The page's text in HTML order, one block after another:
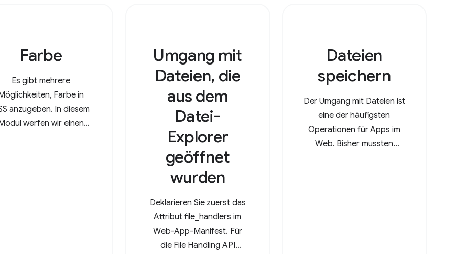
Farbe
Es gibt mehrere
Farbe in
anzugeben. In diesem
werfen wir einen
Umgang mit
Dateien, die
aus dem
Datei-
Explorer
geöffnet
wurden
Deklarieren Sie zuerst das
Attribut file_handlers im
Web-App-Manifest. Für
die File Handling API
Dateien
speichern
Der Umgang mit Dateien ist
eine der häufigsten
Operationen für Apps im
Web. Bisher mussten